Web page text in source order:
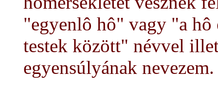
"egyenlô hô" vagy "a hô
testek között" névvel
egyensúlyának nevezem.